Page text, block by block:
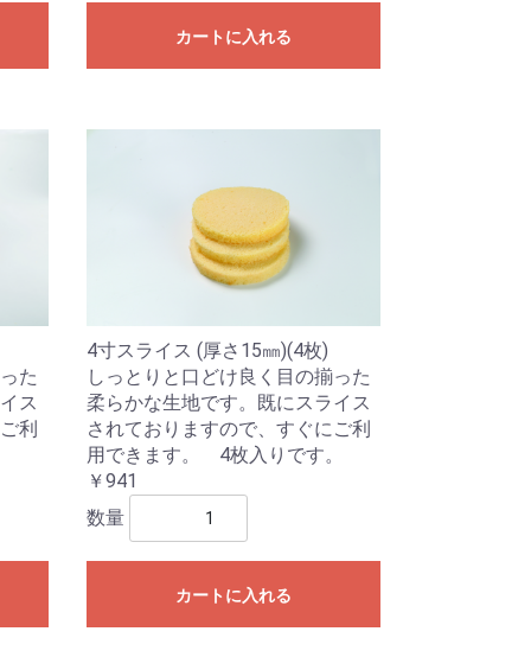
カートに入れる
た
ス
利
4寸スライス (厚さ15㎜)(4枚)
しっとりと口どけ良く目の揃った
柔らかな生地です。既にスライス
されておりますので、すぐにご利
用できます。 4枚入りです。
￥941
数量
カートに入れる